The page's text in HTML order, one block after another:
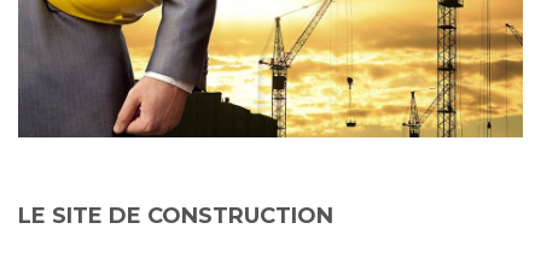
LE SITE DE CONSTRUCTION